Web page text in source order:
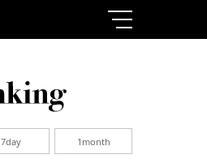
7day 1month